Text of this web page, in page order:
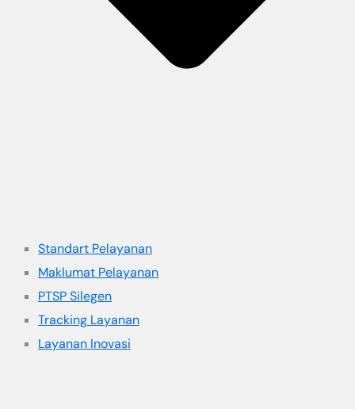
Standart Pelayanan
Maklumat Pelayanan
PTSP Silegen
Tracking Layanan
Layanan Inovasi